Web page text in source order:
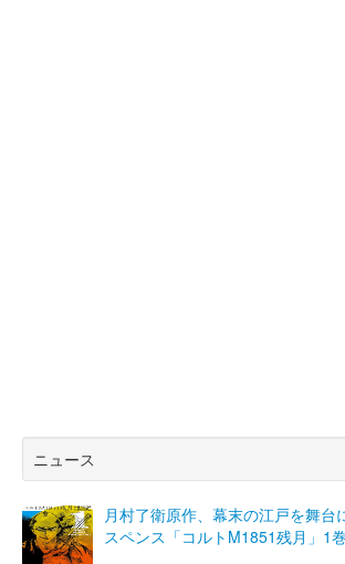
ニュース
月村了衛原作、幕末の江戸を舞台
スペンス「コルトM1851残月」1巻